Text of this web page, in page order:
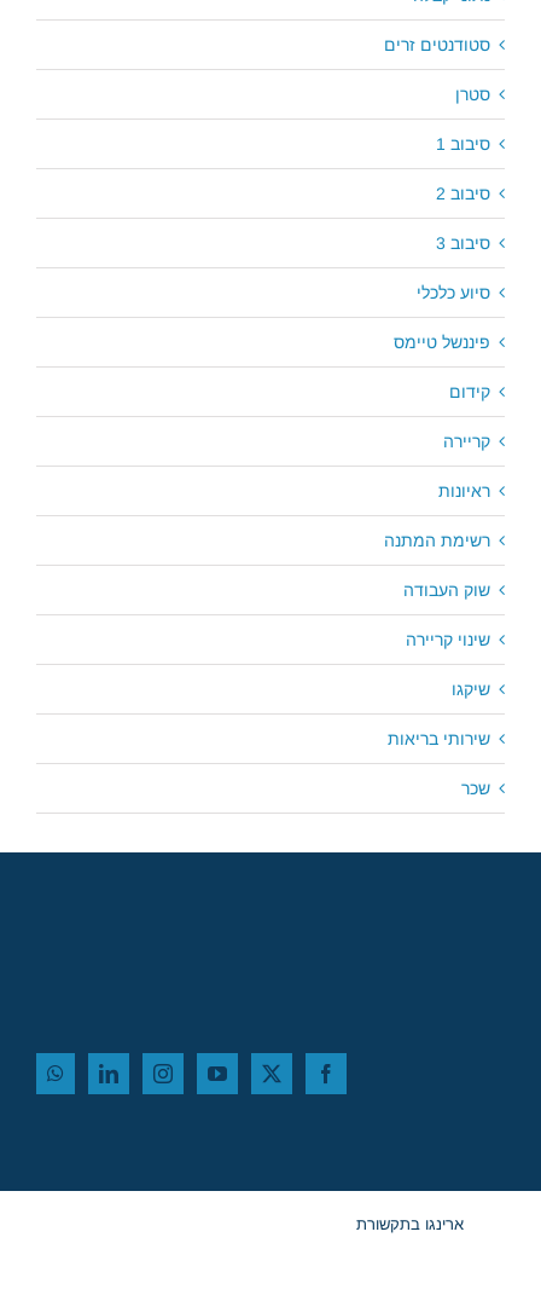
סטודנטים זרים
סטרן
סיבוב 1
סיבוב 2
סיבוב 3
סיוע כלכלי
פיננשל טיימס
קידום
קריירה
ראיונות
רשימת המתנה
שוק העבודה
שינוי קריירה
שיקגו
שירותי בריאות
שכר
ארינגו בתקשורת